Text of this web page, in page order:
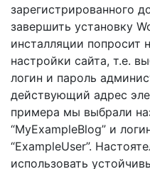
зарегистрированного
завершить установку
инсталляции попросит
настройки сайта, т.е.
логин и пароль
действующий адрес
примера мы выбрали
“MyExampleBlog” и
“ExampleUser”.
использовать